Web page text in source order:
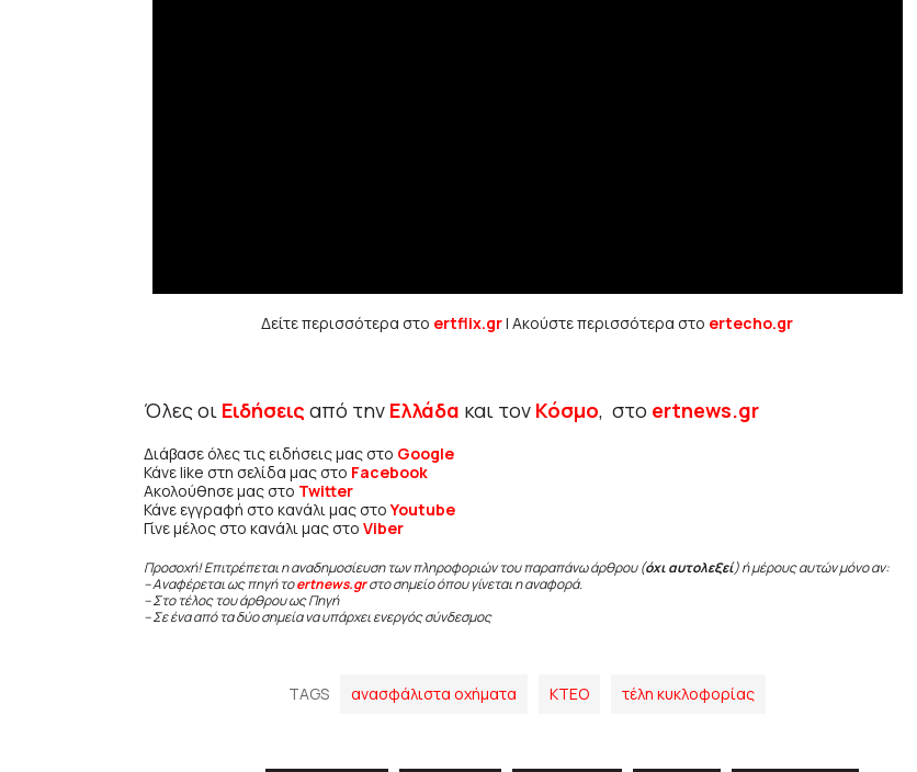
Δείτε περισσότερα στο ertflix.gr| Ακούστε περισσότερα στο ertecho.gr
Όλες οι Ειδήσεις από την Ελλάδα και τον Κόσμο, στο ertnews.gr
Διάβασε όλες τις ειδήσεις μας στο Google
Κάνε like στη σελίδα μας στο Facebook
Ακολούθησε μας στο Twitter
Κάνε εγγραφή στο κανάλι μας στοYoutube
Γίνε μέλος στο κανάλι μας στο Viber
Προσοχή! Επιτρέπεται η αναδημοσίευση των πληροφοριών του παραπάνω άρθρου (όχι αυτολεξεί) ή μέρους αυτών μόνο αν:
– Αναφέρεται ως πηγή τοertnews.gr στο σημείο όπου γίνεται η αναφορά.
– Στο τέλος του άρθρου ως Πηγή
– Σε ένα από τα δύο σημεία να υπάρχει ενεργός σύνδεσμος
TAGS ανασφάλιστα οχήματα ΚΤΕΟ τέλη κυκλοφορίας